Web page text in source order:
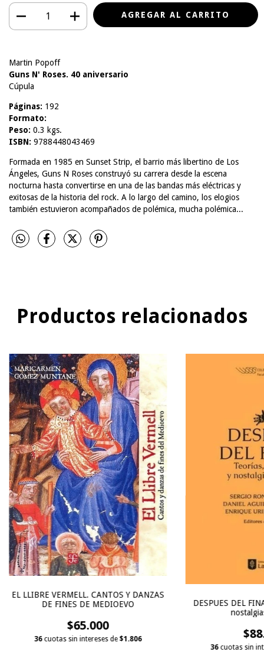
Martin Popoff
Guns N' Roses. 40 aniversario
Cúpula
Páginas: 192
Formato:
Peso: 0.3 kgs.
ISBN: 9788448043469
Formada en 1985 en Sunset Strip, el barrio más libertino de Los
Ángeles, Guns N Roses construyó su carrera desde la escena
nocturna hasta convertirse en una de las bandas más eléctricas y
exitosas de la historia del rock. A lo largo del camino, los elogios
también estuvieron acompañados de polémica, mucha polémica...
Productos relacionados
EL LLIBRE VERMELL. CANTOS Y DANZAS
DE FINES DE MEDIOEVO
$65.000
36 cuotas sin intereses de$1.806
DESPUES DEL
36 cuotas sin